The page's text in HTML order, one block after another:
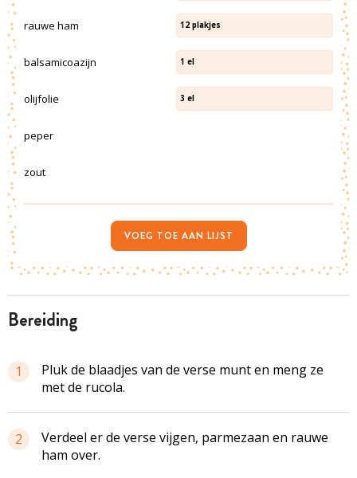
bereiding
1
Pluk de blaadjes van de verse munt en meng ze
met de rucola.
2
Verdeel er de verse vijgen, parmezaan en rauwe
ham over.
rauwe ham 12 plakjes
balsamicoazijn 1 el
olijfolie 3 el
peper
zout
VOEG TOE AAN LIJST